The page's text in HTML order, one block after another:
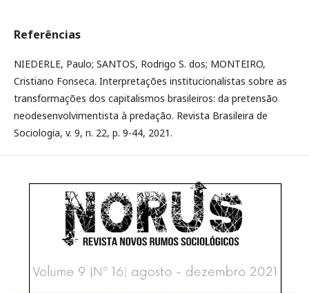
Referências
NIEDERLE, Paulo; SANTOS, Rodrigo S. dos; MONTEIRO,
Cristiano Fonseca. Interpretações institucionalistas sobre as
transformações dos capitalismos brasileiros: da pretensão
neodesenvolvimentista à predação. Revista Brasileira de
Sociologia, v. 9, n. 22, p. 9-44, 2021.